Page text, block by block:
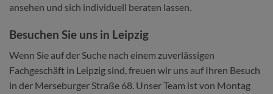
ansehen und sich individuell beraten lassen.
Besuchen Sie uns in Leipzig
Wenn Sie auf der Suche nach einem zuverlässigen
Fachgeschäft in Leipzig sind, freuen wir uns auf Ihren Besuch
in der Merseburger Straße 68. Unser Team ist von Montag